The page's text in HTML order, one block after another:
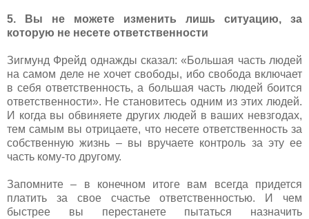
5. Вы не можете изменить лишь ситуацию, за
которую не несете ответственности
Зигмунд Фрейд однажды сказал: «Большая часть людей
на самом деле не хочет свободы, ибо свобода включает
в себя ответственность, а большая часть людей боится
ответственности». Не становитесь одним из этих людей.
И когда вы обвиняете других людей в ваших невзгодах,
тем самым вы отрицаете, что несете ответственность за
собственную жизнь – вы вручаете контроль за эту ее
часть кому-то другому.
Запомните – в конечном итоге вам всегда придется
платить за свое счастье ответственностью. И чем
быстрее вы перестанете пытаться назначить